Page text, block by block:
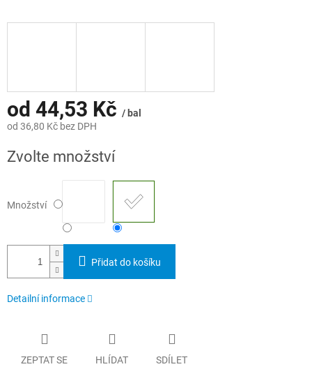
od 44,53 Kč / bal
od 36,80 Kč bez DPH
cena:
Zvolte množství
Množství
Přidat do košíku
Detailní informace
ZEPTAT SE HLÍDAT SDÍLET